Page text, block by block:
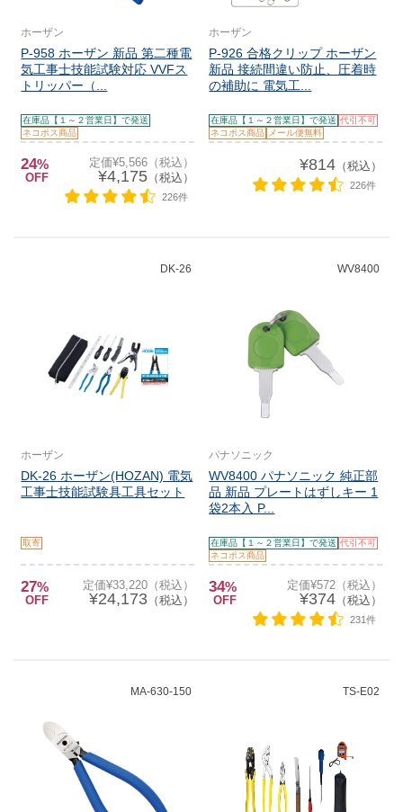
ホーザン
P-958 ホーザン 新品 第二種電
気工事士技能試験対応 VVFス
トリッパー（...
在庫品【１～２営業日】で発送
ネコポス商品
24%
OFF
定価¥5,566（税込）
¥4,175（税込）
226件
ホーザン
P-926 合格クリップ ホーザン
新品 接続間違い防止、圧着時
の補助に 電気工...
在庫品【１～２営業日】で発送 代引不可
ネコポス商品
メール便無料
¥814（税込）
226件
DK-26
ホーザン
DK-26 ホーザン(HOZAN) 電気
工事士技能試験具工具セット
取寄
27%
OFF
定価¥33,220（税込）
¥24,173（税込）
WV8400
パナソニック
WV8400 パナソニック 純正部
品 新品 プレートはずしキー 1
袋2本入 P...
在庫品【１～２営業日】で発送 代引不可
ネコポス商品
34%
OFF
定価¥572（税込）
¥374（税込）
231件
MA-630-150 TS-E02